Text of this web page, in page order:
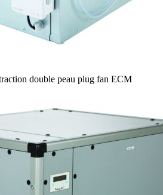
double peau plug fan ECM